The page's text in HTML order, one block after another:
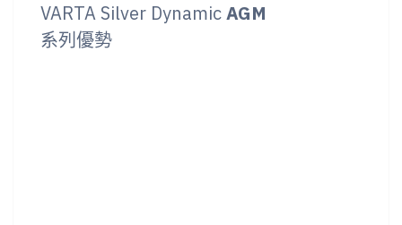
VARTA Silver DynamicAGM
系列優勢